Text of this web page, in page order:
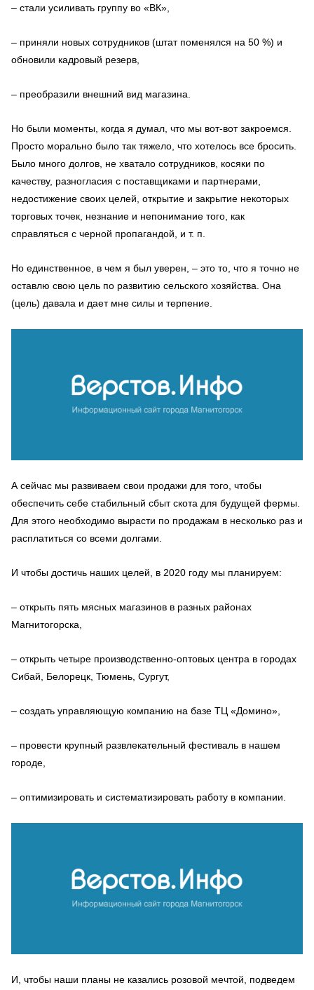
– стали усиливать группу во «ВК»,
– приняли новых сотрудников (штат поменялся на 50 %) и
обновили кадровый резерв,
– преобразили внешний вид магазина.
Но были моменты, когда я думал, что мы вот-вот закроемся.
Просто морально было так тяжело, что хотелось все бросить.
Было много долгов, не хватало сотрудников, косяки по
качеству, разногласия с поставщиками и партнерами,
недостижение своих целей, открытие и закрытие некоторых
торговых точек, незнание и непонимание того, как
справляться с черной пропагандой, и т. п.
Но единственное, в чем я был уверен, – это то, что я точно не
оставлю свою цель по развитию сельского хозяйства. Она
(цель) давала и дает мне силы и терпение.
А сейчас мы развиваем свои продажи для того, чтобы
обеспечить себе стабильный сбыт скота для будущей фермы.
Для этого необходимо вырасти по продажам в несколько раз и
расплатиться со всеми долгами.
И чтобы достичь наших целей, в 2020 году мы планируем:
– открыть пять мясных магазинов в разных районах
Магнитогорска,
– открыть четыре производственно-оптовых центра в городах
Сибай, Белорецк, Тюмень, Сургут,
– создать управляющую компанию на базе ТЦ «Домино»,
– провести крупный развлекательный фестиваль в нашем
городе,
– оптимизировать и систематизировать работу в компании.
И, чтобы наши планы не казались розовой мечтой, подведем